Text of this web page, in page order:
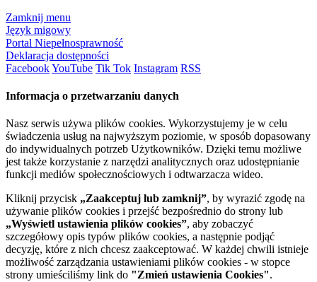
Zamknij menu
Język migowy
Portal Niepełnosprawność
Deklaracja dostępności
FacebookYouTube Tik Tok Instagram RSS
Informacja o przetwarzaniu danych
Nasz serwis używa plików cookies. Wykorzystujemy je w celu
świadczenia usług na najwyższym poziomie, w sposób dopasowany
do indywidualnych potrzeb Użytkowników. Dzięki temu możliwe
jest także korzystanie z narzędzi analitycznych oraz udostępnianie
funkcji mediów społecznościowych i odtwarzacza wideo.
Kliknij przycisk „Zaakceptuj lub zamknij”, by wyrazić zgodę na
używanie plików cookies i przejść bezpośrednio do strony lub
„Wyświetl ustawienia plików cookies”, aby zobaczyć
szczegółowy opis typów plików cookies, a następnie podjąć
decyzję, które z nich chcesz zaakceptować. W każdej chwili istnieje
możliwość zarządzania ustawieniami plików cookies - w stopce
strony umieściliśmy link do "Zmień ustawienia Cookies".